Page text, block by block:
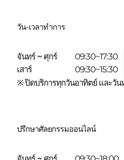
วัน-เวลาทำการ
จันทร์ ~ ศุกร์
09:30~17:30
เสาร์
09:30~15:30
※ ปิดบริการทุกวันอาทิตย์ และวั
ปรึกษาศัลยกรรมออนไลน์